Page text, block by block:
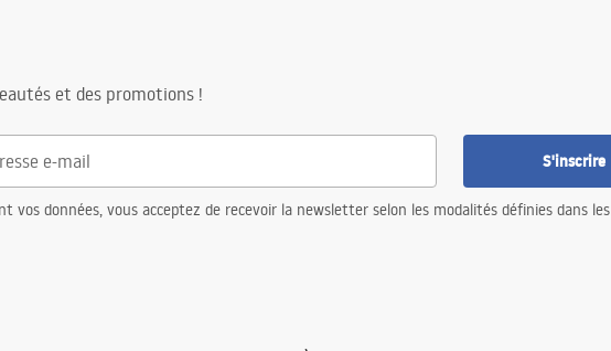
et des promotions !
S'inscrire
vos données, vous acceptez de recevoir la newsletter selon les modalités définies dans les